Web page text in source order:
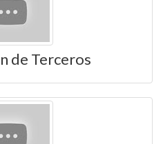
de Terceros